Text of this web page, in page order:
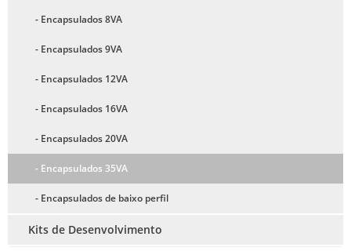
- Encapsulados 8VA
- Encapsulados 9VA
- Encapsulados 12VA
- Encapsulados 16VA
- Encapsulados 20VA
- Encapsulados 35VA
- Encapsulados de baixo perfil
Kits de Desenvolvimento